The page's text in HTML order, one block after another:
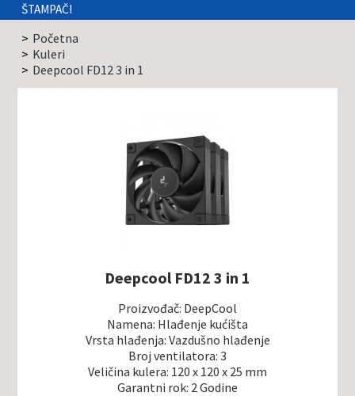
ŠTAMPAČI
Početna
Kuleri
Deepcool FD12 3 in 1
Deepcool FD12 3 in 1
Proizvođač: DeepCool
Namena: Hlađenje kućišta
Vrsta hlađenja: Vazdušno hlađenje
Broj ventilatora: 3
Veličina kulera: 120 x 120 x 25 mm
Garantni rok: 2 Godine